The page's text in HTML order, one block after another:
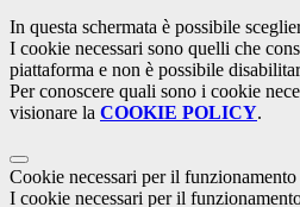
In questa schermata è possibile
I cookie necessari sono quelli che
piattaforma e non è possibile
Per conoscere quali sono i cookie
visionare la COOKIE POLICY.
Cookie necessari per il funzionamento
I cookie necessari per il